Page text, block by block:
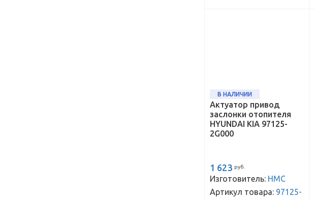
В НАЛИЧИИ
Актуатор привод
заслонки отопителя
HYUNDAI KIA 97125-
2G000
1 623 руб.
Изготовитель: HMC
Артикул товара: 97125-